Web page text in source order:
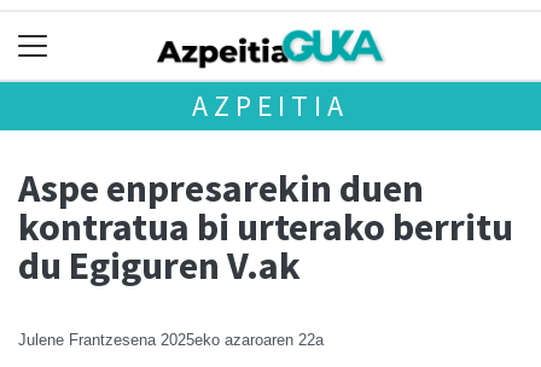
AZPEITIA
Aspe enpresarekin duen
kontratua bi urterako berritu
du Egiguren V.ak
Julene Frantzesena 2025eko azaroaren 22a